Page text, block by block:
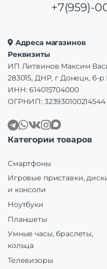
+7(959)-
Адреса магазинов
Реквизиты
ИП Литвинов Максим
283015, ДНР, г Донецк, б-
ИНН: 614015704000
ОГРНИП: 323930100214544
Категории товаров
Смартфоны
Игровые приставки,
и консоли
Ноутбуки
Планшеты
Умные часы, браслеты,
кольца
Телевизоры